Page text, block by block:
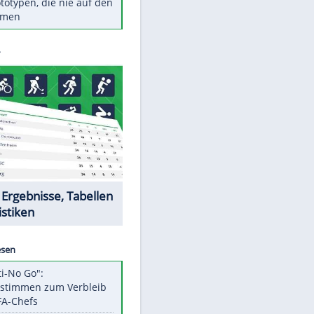
heute unvergessen
Woran man Menschen mit
niedrigem EQ erkennt
Torlos gegen Kaiserslautern:
Stotterstart von Wolfsburg
Ist ein Vulkanausbruch in
Deutschland möglich?
5 VW-Prototypen, die nie auf den
Datencenter